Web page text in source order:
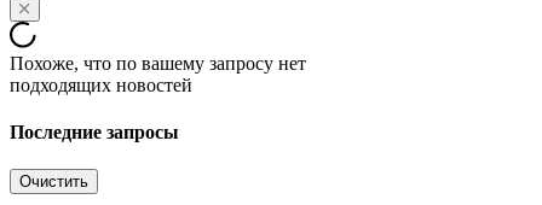
Похоже, что по вашему запросу нет
подходящих новостей
Последние запросы
Очистить